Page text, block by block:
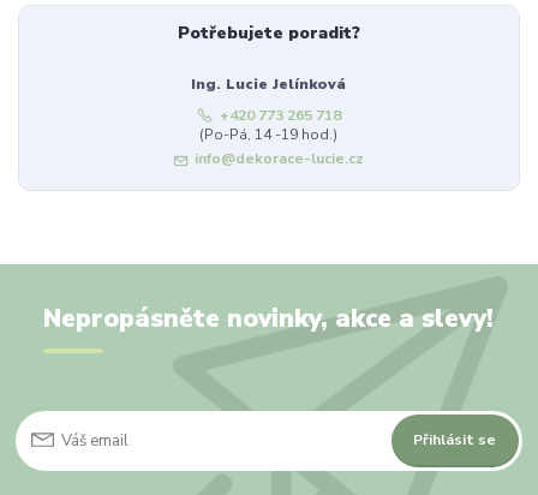
Potřebujete poradit?
Ing. Lucie Jelínková
+420 773 265 718
(Po-Pá, 14 -19 hod.)
info@dekorace-lucie.cz
Nepropásněte novinky, akce a slevy!
Přihlásit se